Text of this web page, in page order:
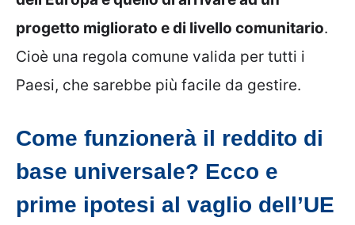
progetto migliorato e di livello comunitario.
Cioè una regola comune valida per tutti i
Paesi, che sarebbe più facile da gestire.
Come funzionerà il reddito di
base universale? Ecco e
prime ipotesi al vaglio dell’UE